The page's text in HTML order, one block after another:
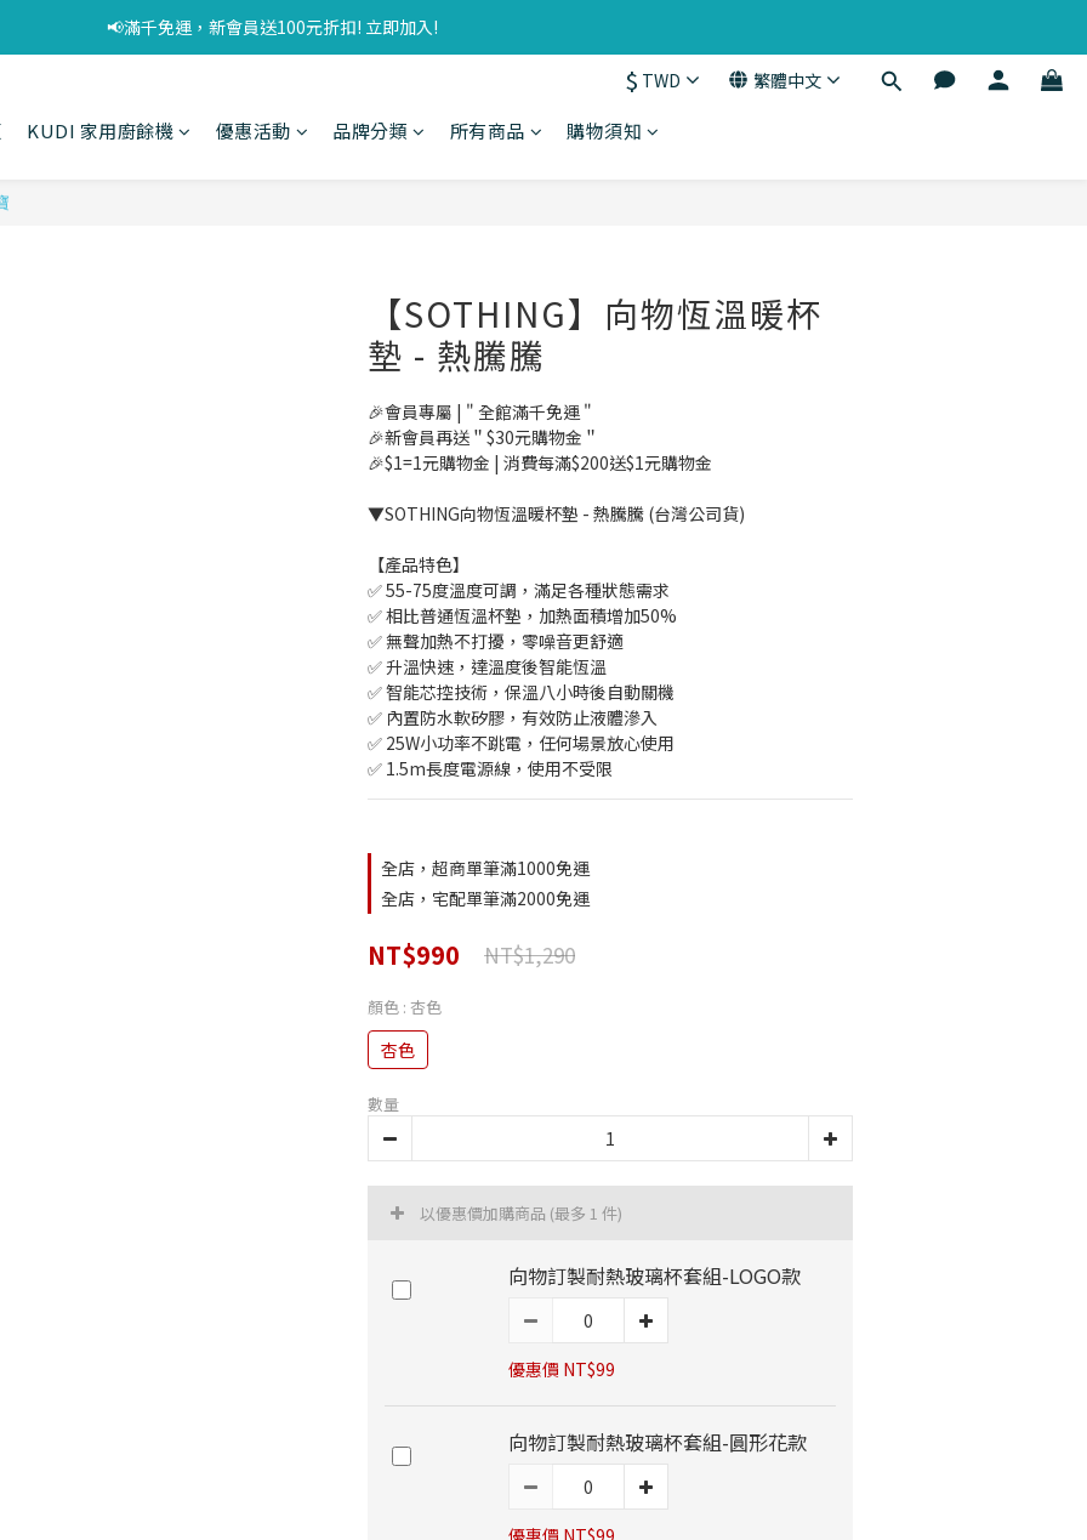
📢滿千免運，新會員送100元折扣! 立即加入!
$ TWD 繁體中文
KUDI 家用廚餘機 優惠活動 品牌分類 所有商品 購物須知
【SOTHING】向物恆溫暖杯
墊 - 熱騰騰
🎉會員專屬 | " 全館滿千免運 "
🎉新會員再送＂$30元購物金＂
🎉$1=1元購物金 | 消費每滿$200送$1元購物金
▼SOTHING向物恆溫暖杯墊 - 熱騰騰 (台灣公司貨)
【產品特色】
✅ 55-75度溫度可調，滿足各種狀態需求
✅ 相比普通恆溫杯墊，加熱面積增加50%
✅ 無聲加熱不打擾，零噪音更舒適
✅ 升溫快速，達溫度後智能恆溫
✅ 智能芯控技術，保溫八小時後自動關機
✅ 內置防水軟矽膠，有效防止液體滲入
✅ 25W小功率不跳電，任何場景放心使用
✅ 1.5m長度電源線，使用不受限
全店，超商單筆滿1000免運
全店，宅配單筆滿2000免運
NT$990 NT$1,290
顏色 : 杏色
杏色
數量
以優惠價加購商品 (最多 1 件)
向物訂製耐熱玻璃杯套組-LOGO款
優惠價 NT$99
向物訂製耐熱玻璃杯套組-圓形花款